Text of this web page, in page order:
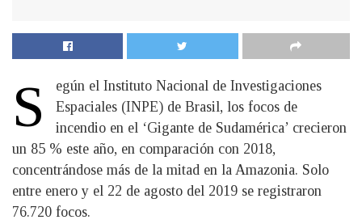
S
egún el Instituto Nacional de Investigaciones
Espaciales (INPE) de Brasil, los focos de
incendio en el ‘Gigante de Sudamérica’ crecieron
un 85 % este año, en comparación con 2018,
concentrándose más de la mitad en la Amazonia. Solo
entre enero y el 22 de agosto del 2019 se registraron
76.720 focos.